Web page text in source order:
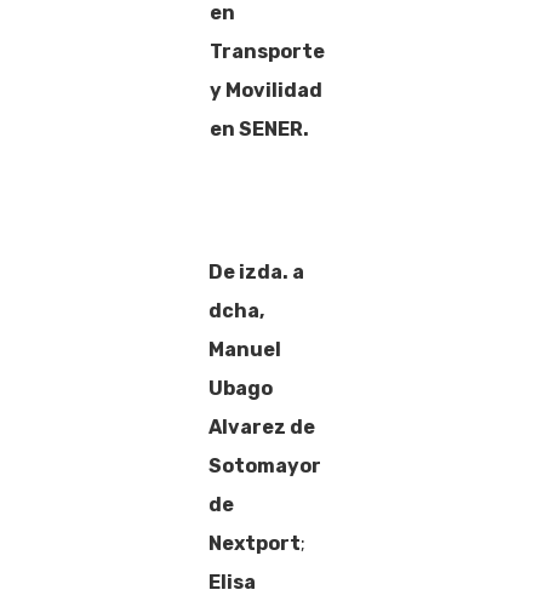
en
Transporte
y Movilidad
en SENER.
De izda. a
dcha,
Manuel
Ubago
Alvarez de
Sotomayor
de
Nextport;
Elisa